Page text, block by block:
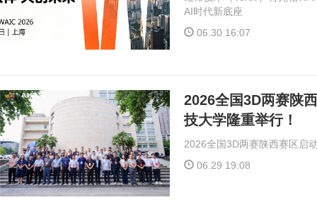
AI时代新底座
06.30 16:07
2026全国3D两赛陕
技大学隆重举行！
2026全国3D两赛陕西赛区启
06.29 19:08